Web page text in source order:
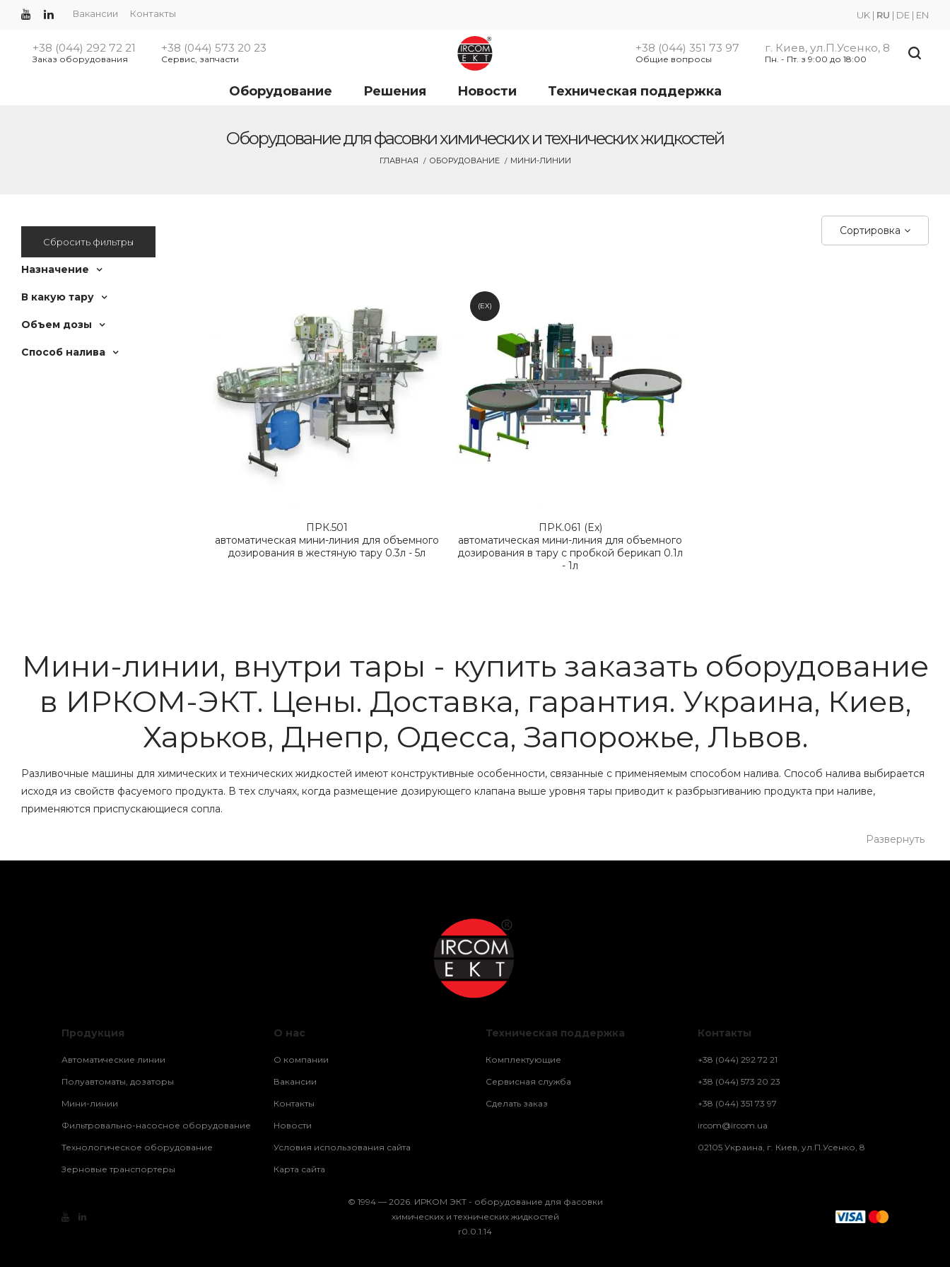
Вакансии Контакты UK | RU | DE | EN
+38 (044) 292 72 21
Заказ оборудования
+38 (044) 573 20 23
Сервис, запчасти
+38 (044) 351 73 97
Общие вопросы
г. Киев, ул.П.Усенко, 8
Пн. - Пт. з 9:00 до 18:00
Оборудование Решения Новости Техническая поддержка
Оборудование для фасовки химических и технических жидкостей
ГЛАВНАЯ ОБОРУДОВАНИЕ МИНИ-ЛИНИИ
Сортировка
ПРК.501
автоматическая мини-линия для объемного
дозирования в жестяную тару 0.3л - 5л
(EX)
ПРК.061 (Ex)
автоматическая мини-линия для объемного
дозирования в тару с пробкой берикап 0.1л
- 1л
Сбросить фильтры
Назначение
В какую тару
Объем дозы
Способ налива
Мини-линии, внутри тары - купить заказать оборудование
в ИРКОМ-ЭКТ. Цены. Доставка, гарантия. Украина, Киев,
Харьков, Днепр, Одесса, Запорожье, Львов.
Разливочные машины для химических и технических жидкостей имеют конструктивные особенности, связанные с применяемым способом налива. Способ налива выбирается
исходя из свойств фасуемого продукта. В тех случаях, когда размещение дозирующего клапана выше уровня тары приводит к разбрызгиванию продукта при наливе,
применяются приспускающиеся сопла.
К примеру, налив отвердителей в жестяную тару с крышкой берикап осуществляется путем опускания дозирующего сопла в горло тары, не касаясь при этом поверхности
Развернуть
Продукция
Автоматические линии
Полуавтоматы, дозаторы
Мини-линии
Фильтровально-насосное оборудование
Технологическое оборудование
Зерновые транспортеры
О нас
О компании
Вакансии
Контакты
Новости
Условия использования сайта
Карта сайта
Техническая поддержка
Комплектующие
Сервисная служба
Сделать заказ
Контакты
+38 (044) 292 72 21
+38 (044) 573 20 23
+38 (044) 351 73 97
ircom@ircom.ua
02105 Украина, г. Киев, ул.П.Усенко, 8
© 1994 — 2026. ИРКОМ ЭКТ - оборудование для фасовки
химических и технических жидкостей
r0.0.1.14